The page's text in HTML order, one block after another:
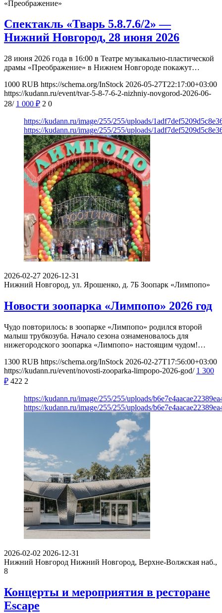
«Преображение»
Спектакль «Тварь 5.8.7.6/2» —
Нижний Новгород, 28 июня 2026
28 июня 2026 года в 16:00 в Театре музыкально-пластической
драмы «Преображение» в Нижнем Новгороде покажут…
1000 RUB https://schema.org/InStock 2026-05-27T22:17:00+03:00
https://kudann.ru/event/tvar-5-8-7-6-2-nizhniy-novgorod-2026-06-
28/ 1 000 ₽ 2 0
https://kudann.ru/image/255/255/uploads/
https://kudann.ru/image/255/255/uploads/
2026-02-27 2026-12-31
Нижний Новгород, ул. Ярошенко, д. 7Б Зоопарк «Лимпопо»
Новости зоопарка «Лимпопо» 2026 год
Чудо повторилось: в зоопарке «Лимпопо» родился второй
малыш трубкозуба. Начало сезона ознаменовалось для
нижегородского зоопарка «Лимпопо» настоящим чудом!…
1300 RUB https://schema.org/InStock 2026-02-27T17:56:00+03:00
https://kudann.ru/event/novosti-zooparka-limpopo-2026-god/ 1 300
₽ 422 2
https://kudann.ru/image/255/255/uploads/
https://kudann.ru/image/255/255/uploads/
2026-02-02 2026-12-31
Нижний Новгород Нижний Новгород, Верхне-Волжская наб.,
8
Концерты и мероприятия в ресторане
Escape